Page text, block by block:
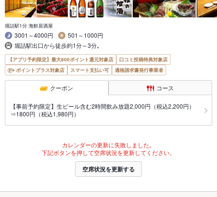
堀詰駅1分 海鮮居酒屋
3001～4000円
501～1000円
堀詰駅出口から徒歩約1分～3分｡
【アプリ予約限定】最大800ポイント還元対象店
口コミ投稿特典対象店
ポイントプラス対象店
スマート支払い可 適格請求書発行事業者
クーポン コース
【事前予約限定】生ビール含む2時間飲み放題2,000円（税込2,200円）
⇒1800円（税込1,980円）
カレンダーの更新に失敗しました。
下記ボタンを押して空席状況を更新してください。
空席状況を更新する